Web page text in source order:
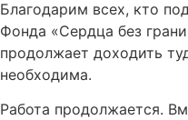
Благодарим всех, кто
Фонда «Сердца без
продолжает доходить
необходима.
Работа продолжается.